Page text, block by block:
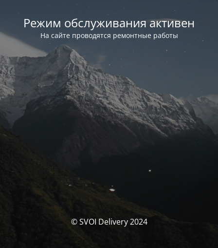
Режим обслуживания активен
На сайте проводятся ремонтные работы
© SVOI Delivery 2024